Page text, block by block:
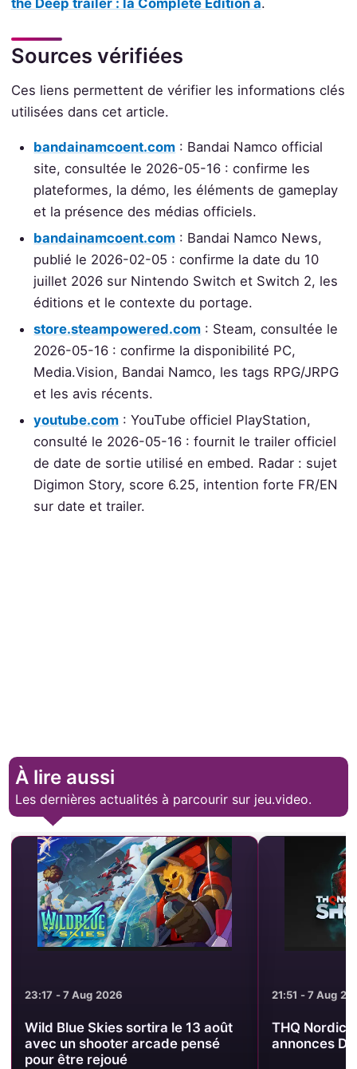
the Deep trailer : la Complete Edition à.
Sources vérifiées
Ces liens permettent de vérifier les informations clés
utilisées dans cet article.
bandainamcoent.com : Bandai Namco official
site, consultée le 2026-05-16 : confirme les
plateformes, la démo, les éléments de gameplay
et la présence des médias officiels.
bandainamcoent.com : Bandai Namco News,
publié le 2026-02-05 : confirme la date du 10
juillet 2026 sur Nintendo Switch et Switch 2, les
éditions et le contexte du portage.
store.steampowered.com : Steam, consultée le
2026-05-16 : confirme la disponibilité PC,
Media.Vision, Bandai Namco, les tags RPG/JRPG
et les avis récents.
youtube.com : YouTube officiel PlayStation,
consulté le 2026-05-16 : fournit le trailer officiel
de date de sortie utilisé en embed. Radar : sujet
Digimon Story, score 6.25, intention forte FR/EN
sur date et trailer.
À lire aussi
Les dernières actualités à parcourir sur jeu.video.
23:17 - 7 Aug 2026
Wild Blue Skies sortira le 13 août
avec un shooter arcade pensé
pour être rejoué
21:51 - 7 Aug
THQ Nordic
annonces